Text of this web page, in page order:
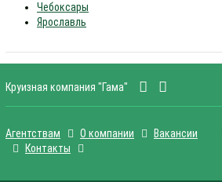
Чебоксары
Ярославль
Круизная компания "Гама"
Агентствам О компании
Вакансии
Контакты